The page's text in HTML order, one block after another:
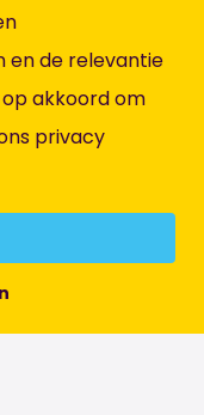
en de relevantie
akkoord om
privacy